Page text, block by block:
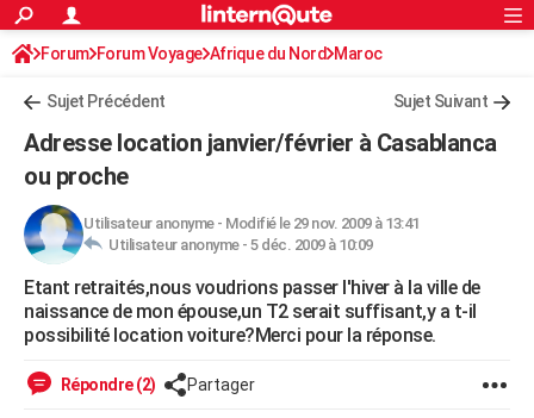
ACTUALITÉS
Politique
Société
Faits Divers
Education
Monde
Villes
+
Programme TV
Sorties cinéma
FINANCE
Retraite
Impôts
Epargne
Immobilier
Risques naturels par ville
Banque
Assurance
Crédit
AUTO
Essais
Réserver un essai
Citadines
Berlines
SUV
Forum auto
HIGH-TECH
Mobiles
Meilleur smartphone
Internet
Ordinateurs
Jeux vidéo
Guide high-tech
+BRICOLAGE
WEEK-END
S'inscrire
Connexion
Forum Forum Voyage Afrique du Nord Maroc
Sujet Précédent Sujet Suivant
Adresse location janvier/février à Casablanca
ou proche
Utilisateur anonyme- Modifié le 29 nov. 2009 à 13:41
Utilisateur anonyme - 5 déc. 2009 à 10:09
Etant retraités,nous voudrions passer l'hiver à la ville de
naissance de mon épouse,un T2 serait suffisant,y a t-il
possibilité location voiture?Merci pour la réponse.
Répondre (2) Partager